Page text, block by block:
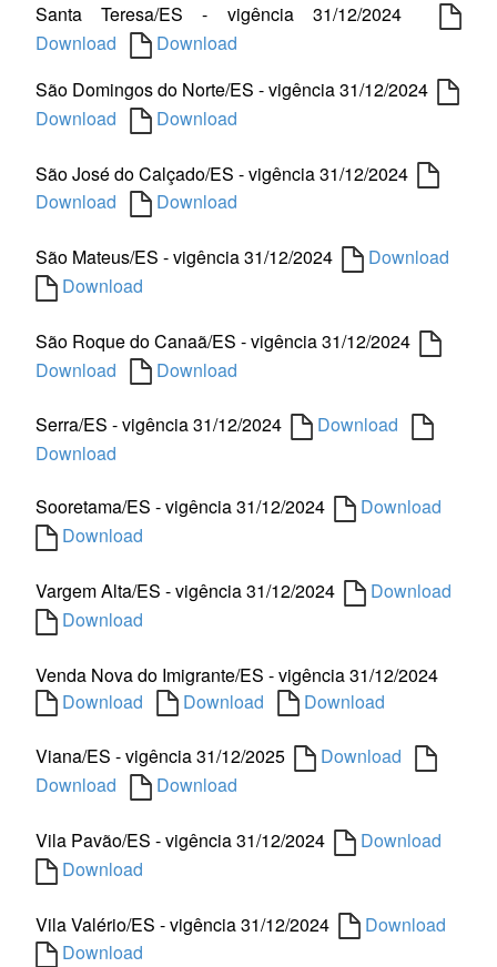
Santa Teresa/ES - vigência 31/12/2024
Download
Download
São Domingos do Norte/ES - vigência 31/12/2024
Download
Download
São José do Calçado/ES - vigência 31/12/2024
Download
Download
São Mateus/ES - vigência 31/12/2024
Download
Download
São Roque do Canaã/ES - vigência 31/12/2024
Download
Download
Serra/ES - vigência 31/12/2024
Download
Download
Sooretama/ES - vigência 31/12/2024
Download
Download
Vargem Alta/ES - vigência 31/12/2024
Download
Download
Venda Nova do Imigrante/ES - vigência 31/12/2024
Download
Download Download
Viana/ES - vigência 31/12/2025
Download
Download
Download
Vila Pavão/ES - vigência 31/12/2024
Download
Download
Vila Valério/ES - vigência 31/12/2024
Download
Download